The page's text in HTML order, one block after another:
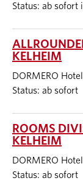
Status: ab sofort
KELHEIM
DORMERO
Status: ab sofort
ROOMS
KELHEIM
DORMERO
Status: ab sofort